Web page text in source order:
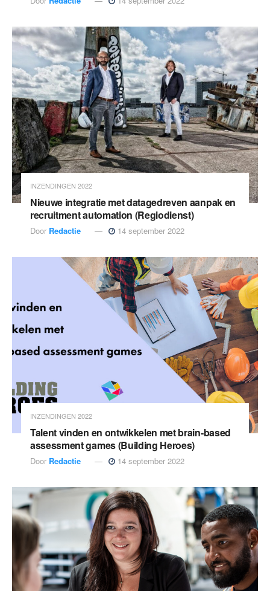
INZENDINGEN 2022
Nieuwe integratie met datagedreven aanpak en
recruitment automation (Regiodienst)
Door Redactie 14 september 2022
INZENDINGEN 2022
Talent vinden en ontwikkelen met brain-based
assessment games (Building Heroes)
Door Redactie 14 september 2022